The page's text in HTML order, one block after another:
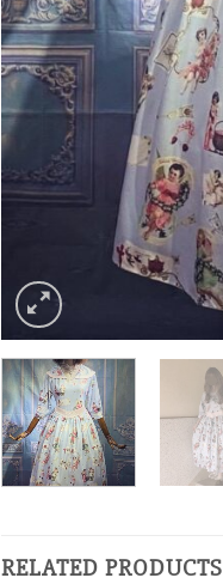
RELATED PRODUCTS